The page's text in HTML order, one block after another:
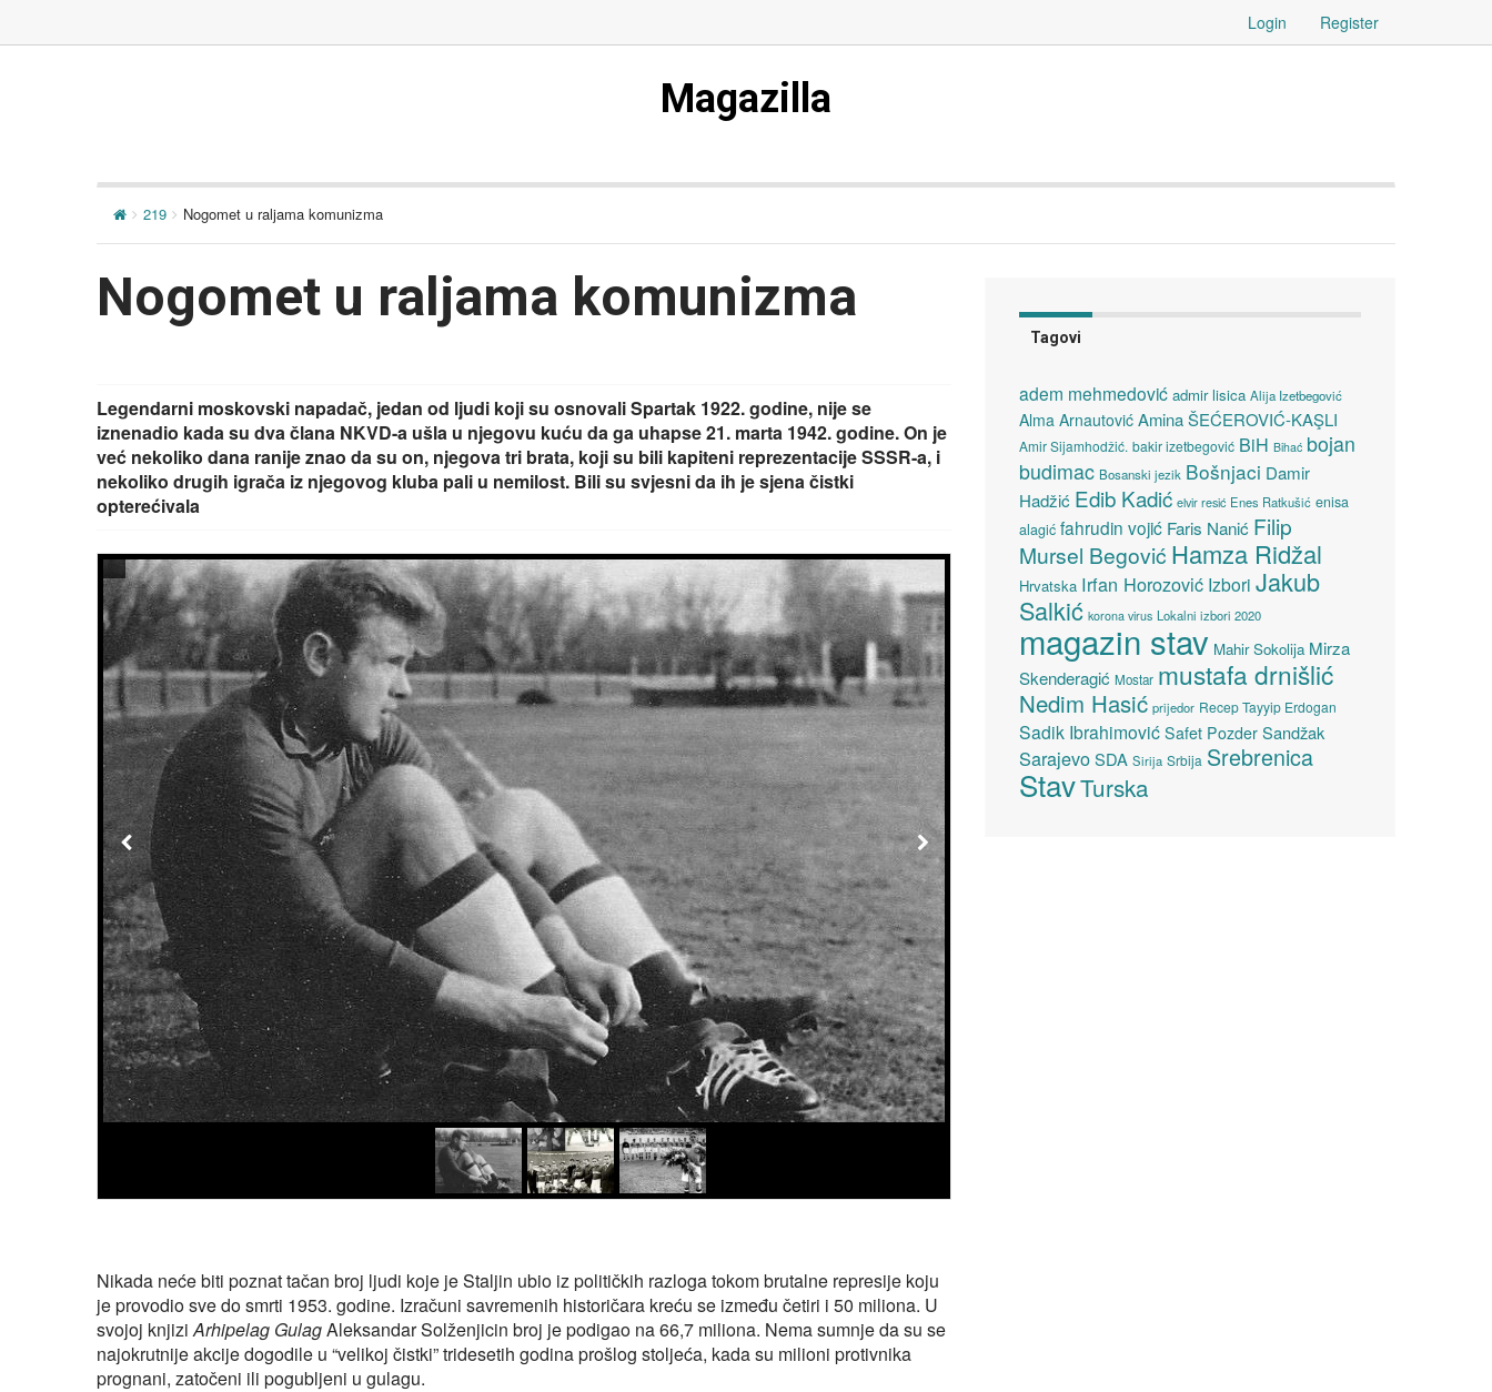
Login Register
Magazilla
219 Nogomet u raljama komunizma
Nogomet u raljama komunizma
Legendarni moskovski napadač, jedan od ljudi koji su osnovali Spartak 1922. godine, nije se
iznenadio kada su dva člana NKVD-a ušla u njegovu kuću da ga uhapse 21. marta 1942. godine. On je
već nekoliko dana ranije znao da su on, njegova tri brata, koji su bili kapiteni reprezentacije SSSR-a, i
nekoliko drugih igrača iz njegovog kluba pali u nemilost. Bili su svjesni da ih je sjena čistki
opterećivala
Nikada neće biti poznat tačan broj ljudi koje je Staljin ubio iz političkih razloga tokom brutalne represije koju
je provodio sve do smrti 1953. godine. Izračuni savremenih historičara kreću se između četiri i 50 miliona. U
svojoj knjizi Arhipelag GulagAleksandar Solženjicin broj je podigao na 66,7 miliona. Nema sumnje da su se
najokrutnije akcije dogodile u “velikoj čistki” tridesetih godina prošlog stoljeća, kada su milioni protivnika
prognani, zatočeni ili pogubljeni u gulagu.
Tagovi
adem mehmedović admir lisica Alija Izetbegović
Alma Arnautović Amina ŠEĆEROVIĆ-KAŞLI
Amir Sijamhodžić. bakir izetbegović BiH Bihać bojan
budimac Bosanski jezik Bošnjaci Damir
Hadžić Edib Kadić elvir resić Enes Ratkušić enisa
alagić fahrudin vojić Faris Nanić Filip
Mursel Begović Hamza Ridžal
Hrvatska Irfan Horozović Izbori Jakub
Salkić korona virus Lokalni izbori 2020
magazin stav Mahir Sokolija Mirza
Skenderagić Mostar mustafa drnišlić
Nedim Hasić prijedor Recep Tayyip Erdogan
Sadik Ibrahimović Safet Pozder Sandžak
SarajevoSDA Sirija Srbija Srebrenica
StavTurska